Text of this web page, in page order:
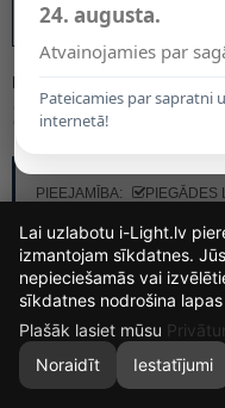
MODELIS:
138.00€
PIEEJAMĪBA:
PIEGĀDES
KRĀSA
24. augusta.
Atvainojamies par
Pateicamies par sapratni
internetā!
15
DIENAS
4
STUNDAS
Lai uzlabotu i-Light.lv
izmantojam sīkdatnes.
nepieciešamās vai
sīkdatnes nodrošina
Plašāk lasiet mūsu
Noraidīt
Iestatījumi